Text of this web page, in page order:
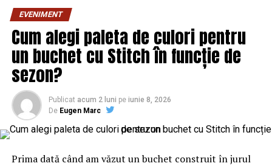
fotbal.
ARTICOLE PE ACEIASI TEMA: PRIMA
URMATORUL
Incredibil! Liviu Dragnea se joacă cu nervii românilor! Ce
postare surprinzătoare a apărut pe pagina de Facebook
a liderului PSD | BuzauAZI
NU RATATI
Bilanț dezastruos! Vremea a făcut ravagii în București și
EVENIMENT
Cum alegi paleta de culori pentru
un buchet cu Stitch în funcție de
sezon?
Publicat acum 2 luni pe iunie 8, 2026
De Eugen Marc
Prima dată când am văzut un buchet construit în jurul